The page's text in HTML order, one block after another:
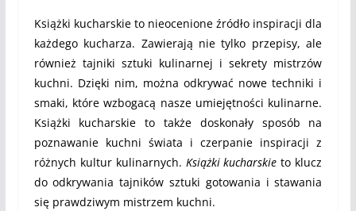
Książki kucharskie to nieocenione źródło inspiracji dla
każdego kucharza. Zawierają nie tylko przepisy, ale
również tajniki sztuki kulinarnej i sekrety mistrzów
kuchni. Dzięki nim, można odkrywać nowe techniki i
smaki, które wzbogacą nasze umiejętności kulinarne.
Książki kucharskie to także doskonały sposób na
poznawanie kuchni świata i czerpanie inspiracji z
różnych kultur kulinarnych. Książki kucharskie to klucz
do odkrywania tajników sztuki gotowania i stawania
się prawdziwym mistrzem kuchni.